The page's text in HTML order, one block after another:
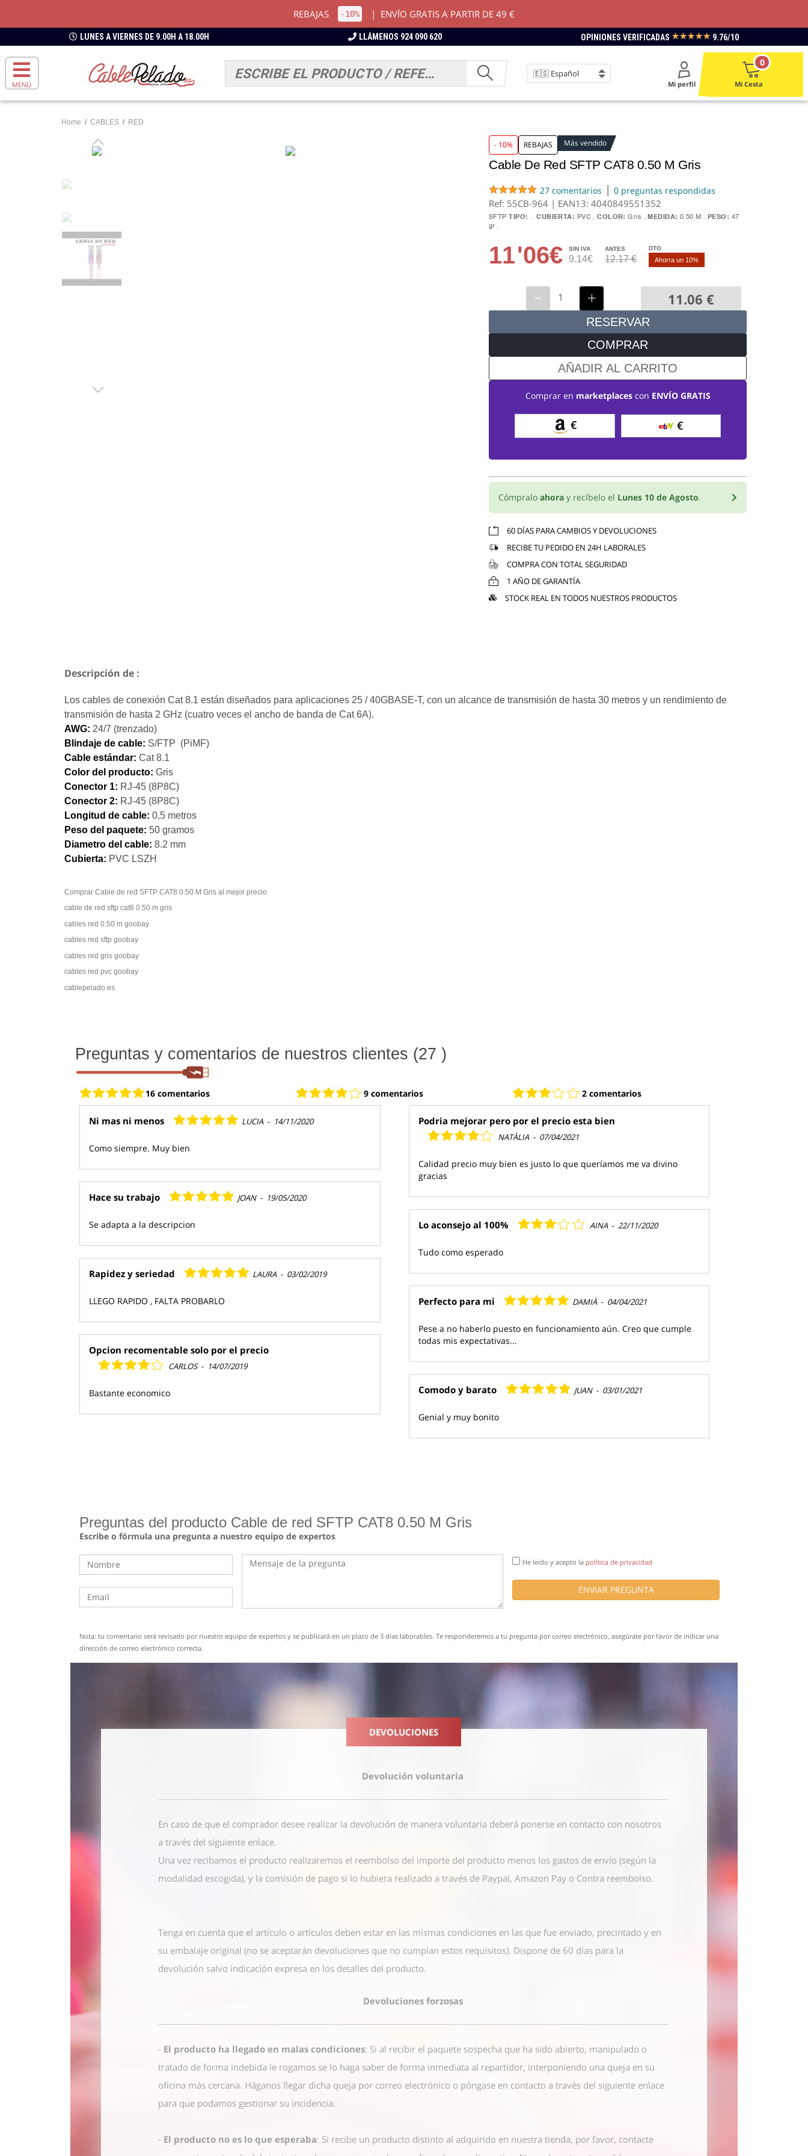
REBAJAS -10% | ENVÍO GRATIS A PARTIR DE 49 €
LUNES A VIERNES DE 9.00H A 18.00H LLÁMENOS 924 090 620 OPINIONES VERIFICADAS ★★★★★ 9.76/10
MENÚ Mi perfil Mi Cesta
0
Home / CABLES / RED
- 10% REBAJAS Más vendido
Cable De Red SFTP CAT8 0.50 M Gris
27 comentarios | 0 preguntas respondidas
Ref: 55CB-964 | EAN13: 4040849551352
SFTP TIPO: CUBIERTA: PVC COLOR: Gris MEDIDA: 0.50 M PESO: 47
gr
11'06€ SIN IVA
9.14€
ANTES
12.17 €
DTO
Ahorra un 10%
11.06 €
RESERVAR
COMPRAR
AÑADIR AL CARRITO
Comprar en marketplacescon ENVÍO GRATIS
€ €
Cómpralo ahora y recíbelo el Lunes 10 de Agosto.
60 DÍAS PARA CAMBIOS Y DEVOLUCIONES
RECIBE TU PEDIDO EN 24H LABORALES
COMPRA CON TOTAL SEGURIDAD
1 AÑO DE GARANTÍA
STOCK REAL EN TODOS NUESTROS PRODUCTOS
Descripción de :
Los cables de conexión Cat 8.1 están diseñados para aplicaciones 25 / 40GBASE-T, con un alcance de transmisión de hasta 30 metros y un rendimiento de
transmisión de hasta 2 GHz (cuatro veces el ancho de banda de Cat 6A).
AWG: 24/7 (trenzado)
Blindaje de cable: S/FTP (PiMF)
Cable estándar: Cat 8.1
Color del producto: Gris
Conector 1: RJ-45 (8P8C)
Conector 2: RJ-45 (8P8C)
Longitud de cable: 0,5 metros
Peso del paquete: 50 gramos
Diametro del cable: 8.2 mm
Cubierta: PVC LSZH
Comprar Cable de red SFTP CAT8 0.50 M Gris al mejor precio
cable de red sftp cat8 0.50 m gris
cables red 0.50 m goobay
cables red sftp goobay
cables red gris goobay
cables red pvc goobay
cablepelado.es
Preguntas y comentarios de nuestros clientes (27 )
16 comentarios 9 comentarios 2 comentarios
Ni mas ni menos LUCIA - 14/11/2020
Como siempre. Muy bien
Hace su trabajo JOAN - 19/05/2020
Se adapta a la descripcion
Rapidez y seriedad LAURA - 03/02/2019
LLEGO RAPIDO , FALTA PROBARLO
Opcion recomentable solo por el precio
CARLOS - 14/07/2019
Bastante economico
Podria mejorar pero por el precio esta bien
NATÀLIA - 07/04/2021
Calidad precio muy bien es justo lo que queríamos me va divino
gracias
Lo aconsejo al 100% AINA - 22/11/2020
Tudo como esperado
Perfecto para mi DAMIÀ - 04/04/2021
Pese a no haberlo puesto en funcionamiento aún. Creo que cumple
todas mis expectativas...
Comodo y barato JUAN - 03/01/2021
Genial y muy bonito
Preguntas del producto Cable de red SFTP CAT8 0.50 M Gris
Escribe o fórmula una pregunta a nuestro equipo de expertos
He leído y acepto la política de privacidad
ENVIAR PREGUNTA
Nota: tu comentario será revisado por nuestro equipo de expertos y se publicará en un plazo de 3 días laborables. Te responderemos a tu pregunta por correo electrónico, asegúrate por favor de indicar una
dirección de correo electrónico correcta.
DEVOLUCIONES
Devolución voluntaria
En caso de que el comprador desee realizar la devolución de manera voluntaria deberá ponerse en contacto con nosotros
a través del siguiente enlace.
Una vez recibamos el producto realizaremos el reembolso del importe del producto menos los gastos de envío (según la
modalidad escogida), y la comisión de pago si lo hubiera realizado a través de Paypal, Amazon Pay o Contra reembolso.
Tenga en cuenta que el artículo o artículos deben estar en las mismas condiciones en las que fue enviado, precintado y en
su embalaje original (no se aceptarán devoluciones que no cumplan estos requisitos). Dispone de 60 días para la
devolución salvo indicación expresa en los detalles del producto.
Devoluciones forzosas
- El producto ha llegado en malas condiciones: Si al recibir el paquete sospecha que ha sido abierto, manipulado o
tratado de forma indebida le rogamos se lo haga saber de forma inmediata al repartidor, interponiendo una queja en su
oficina más cercana. Háganos llegar dicha queja por correo electrónico o póngase en contacto a través del siguiente enlace
para que podamos gestionar su incidencia.
- El producto no es lo que esperaba: Si recibe un producto distinto al adquirido en nuestra tienda, por favor, contacte